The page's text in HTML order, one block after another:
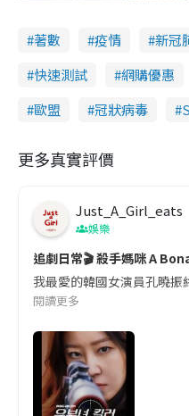
著數 疫情 新冠
快速測試
網購優惠
歐盟
冠狀病毒
更多真實評價
Just_A_Girl_eats
娛樂
追劇日常🎬 殺手媽咪 A
我最愛的韓國女演員孔曉
閱讀更多